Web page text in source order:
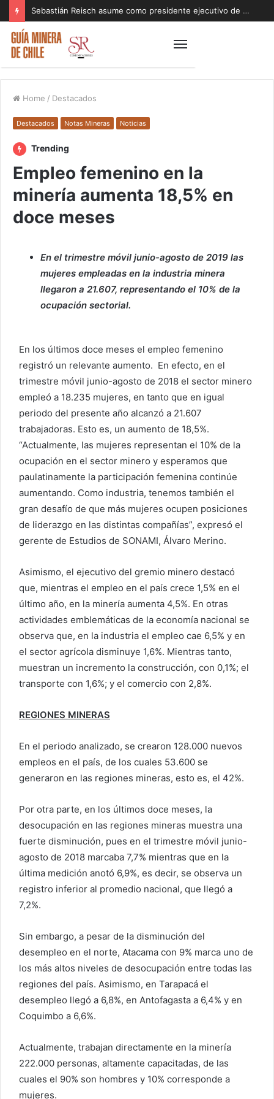
Sebastián Reisch asume como presidente ejecutivo de Finning Sudamérica
Home / Destacados
Destacados Notas Mineras Noticias
Trending
Empleo femenino en la
minería aumenta 18,5% en
doce meses
En el trimestre móvil junio-agosto de 2019 las
mujeres empleadas en la industria minera
llegaron a 21.607, representando el 10% de la
ocupación sectorial.
En los últimos doce meses el empleo femenino
registró un relevante aumento. En efecto, en el
trimestre móvil junio-agosto de 2018 el sector minero
empleó a 18.235 mujeres, en tanto que en igual
periodo del presente año alcanzó a 21.607
trabajadoras. Esto es, un aumento de 18,5%.
“Actualmente, las mujeres representan el 10% de la
ocupación en el sector minero y esperamos que
paulatinamente la participación femenina continúe
aumentando. Como industria, tenemos también el
gran desafío de que más mujeres ocupen posiciones
de liderazgo en las distintas compañías”, expresó el
gerente de Estudios de SONAMI, Álvaro Merino.
Asimismo, el ejecutivo del gremio minero destacó
que, mientras el empleo en el país crece 1,5% en el
último año, en la minería aumenta 4,5%. En otras
actividades emblemáticas de la economía nacional se
observa que, en la industria el empleo cae 6,5% y en
el sector agrícola disminuye 1,6%. Mientras tanto,
muestran un incremento la construcción, con 0,1%; el
transporte con 1,6%; y el comercio con 2,8%.
REGIONES MINERAS
En el periodo analizado, se crearon 128.000 nuevos
empleos en el país, de los cuales 53.600 se
generaron en las regiones mineras, esto es, el 42%.
Por otra parte, en los últimos doce meses, la
desocupación en las regiones mineras muestra una
fuerte disminución, pues en el trimestre móvil junio-
agosto de 2018 marcaba 7,7% mientras que en la
última medición anotó 6,9%, es decir, se observa un
registro inferior al promedio nacional, que llegó a
7,2%.
Sin embargo, a pesar de la disminución del
desempleo en el norte, Atacama con 9% marca uno de
los más altos niveles de desocupación entre todas las
regiones del país. Asimismo, en Tarapacá el
desempleo llegó a 6,8%, en Antofagasta a 6,4% y en
Coquimbo a 6,6%.
Actualmente, trabajan directamente en la minería
222.000 personas, altamente capacitadas, de las
cuales el 90% son hombres y 10% corresponde a
mujeres.